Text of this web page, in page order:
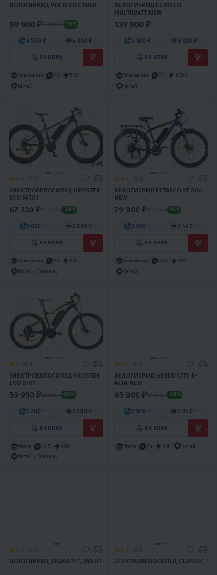
ВЕЛОГИБРИД VOLTECO CYBER
99 900 ₽117 530 ₽ -15%
4 500 ₽ 4 300 ₽
В 1 КЛИК
Алюминий 20
500
Китай
ВЕЛОГИБРИД ELTRECO
MULTIWATT NEW
139 900 ₽
6 300 ₽ 6 020 ₽
В 1 КЛИК
Алюминий 20
1000
Китай
ЭЛЕКТРОВЕЛОСИПЕД KROSTEK
ECO FAT01
67 230 ₽93 380 ₽ -28%
3 030 ₽ 2 890 ₽
В 1 КЛИК
Алюминий 26
350
Китай / Тайвань
ВЕЛОГИБРИД ELTRECO XT 800
NEW
79 900 ₽95 120 ₽ -16%
3 600 ₽ 3 440 ₽
В 1 КЛИК
Алюминий 27.5
350
Китай
ЭЛЕКТРОВЕЛОСИПЕД KROSTEK
ECO 2701
59 950 ₽85 650 ₽ -30%
2 700 ₽ 2 580 ₽
В 1 КЛИК
Сталь 27.5
350
Китай / Тайвань
ВЕЛОГИБРИД GREEN CITY E-
ALFA NEW
65 900 ₽91 530 ₽ -28%
2 970 ₽ 2 840 ₽
В 1 КЛИК
Сталь 24 350 Китай
ВЕЛОГИБРИД SIGMA 24", 350 ВТ ЭЛЕКТРОВЕЛОСИПЕД CLASSIC